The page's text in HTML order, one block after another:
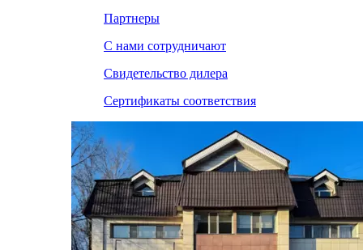
Партнеры
С нами сотрудничают
Свидетельство дилера
Сертификаты соответствия